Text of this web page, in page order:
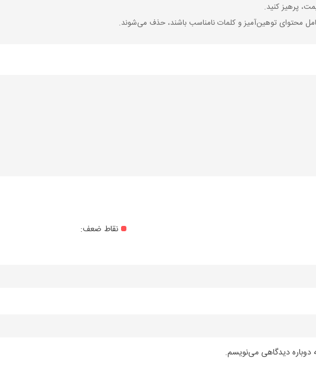
پرهیز کنید.
محتوای توهین‌آمیز و کلمات نامناسب باشند، حذف می‌شوند.
نقاط ضعف:
دوباره دیدگاهی می‌نویسم.